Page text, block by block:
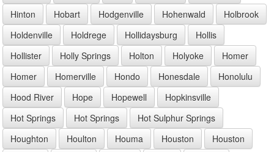
Hinton
Hobart Hodgenville Hohenwald
Holbrook
Holdenville
Holdrege Hollidaysburg
Hollis
Hollister
Holly Springs Holton Holyoke
Homer
Homer
Homerville Hondo Honesdale
Honolulu
Hood River
Hope Hopewell
Hopkinsville
Hot Springs
Hot Springs
Hot Sulphur Springs
Houghton
Houlton Houma Houston
Houston